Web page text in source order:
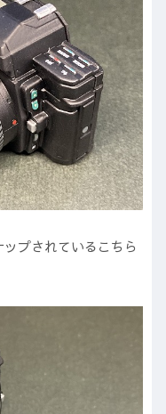
プされているこちら